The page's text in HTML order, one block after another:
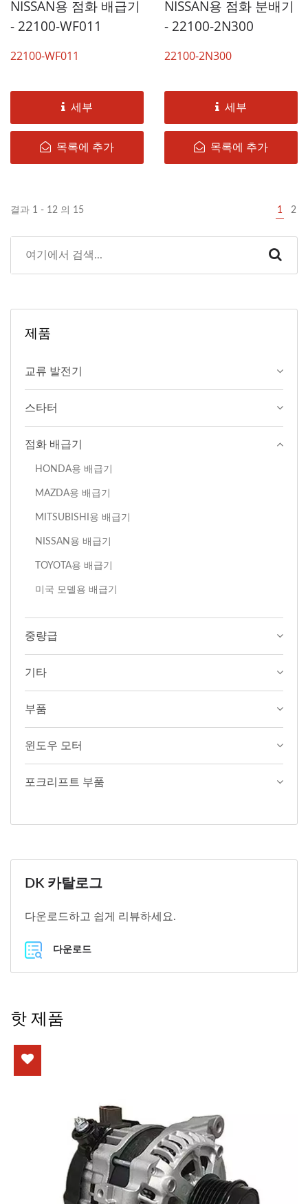
NISSAN용 점화 배급기
- 22100-WF011
22100-WF011
세부
목록에 추가
NISSAN용 점화 분배기
- 22100-2N300
22100-2N300
세부
목록에 추가
결과 1 - 12 의 15 1 2
제품
교류 발전기
스타터
점화 배급기
HONDA용 배급기
MAZDA용 배급기
MITSUBISHI용 배급기
NISSAN용 배급기
TOYOTA용 배급기
미국 모델용 배급기
중량급
기타
부품
윈도우 모터
포크리프트 부품
DK 카탈로그
다운로드하고 쉽게 리뷰하세요.
다운로드
핫 제품